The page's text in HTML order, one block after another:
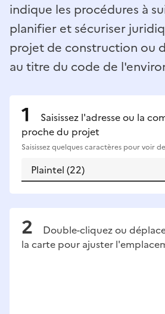
indique les procédures à
planifier et sécuriser
projet de construction ou
au titre du code de
Saisissez l'adresse ou la
proche du projet
Saisissez quelques caractères pour voir
Double-cliquez ou
la carte pour ajuster